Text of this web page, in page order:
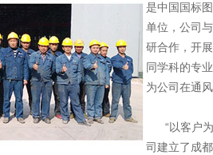
是中国国标
单位，公司
研合作，开
同学科的专
为公司在通
“以客户为
司建立了成